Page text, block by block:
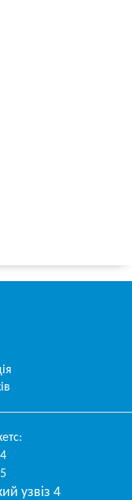
:
узвіз 4